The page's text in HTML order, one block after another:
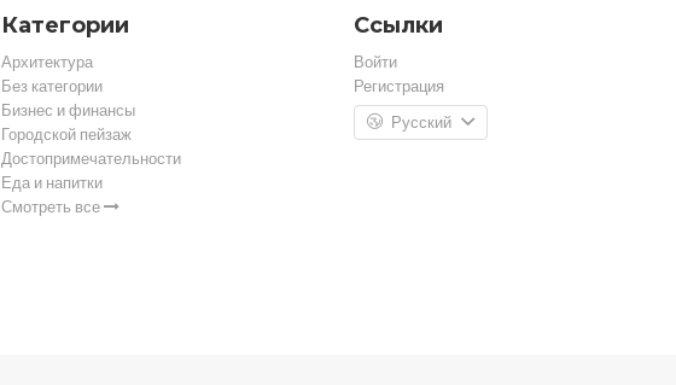
Категории
Архитектура
Без категории
Бизнес и финансы
Городской пейзаж
Достопримечательности
Еда и напитки
Смотреть все
Ссылки
Войти
Регистрация
Русский